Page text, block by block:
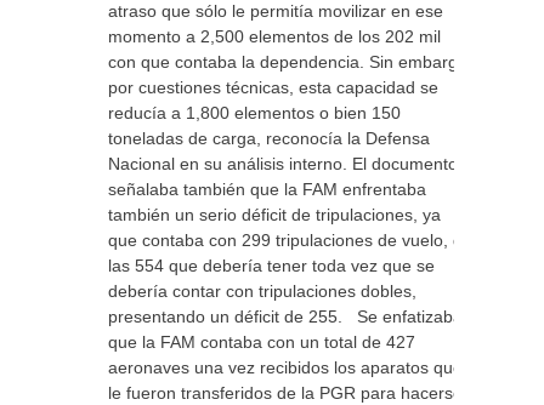
atraso que sólo le permitía movilizar en ese
momento a 2,500 elementos de los 202 mil
con que contaba la dependencia. Sin embargo,
por cuestiones técnicas, esta capacidad se
reducía a 1,800 elementos o bien 150
toneladas de carga, reconocía la Defensa
Nacional en su análisis interno. El documento
señalaba también que la FAM enfrentaba
también un serio déficit de tripulaciones, ya
que contaba con 299 tripulaciones de vuelo, de
las 554 que debería tener toda vez que se
debería contar con tripulaciones dobles,
presentando un déficit de 255. Se enfatizaba
que la FAM contaba con un total de 427
aeronaves una vez recibidos los aparatos que
le fueron transferidos de la PGR para hacerse